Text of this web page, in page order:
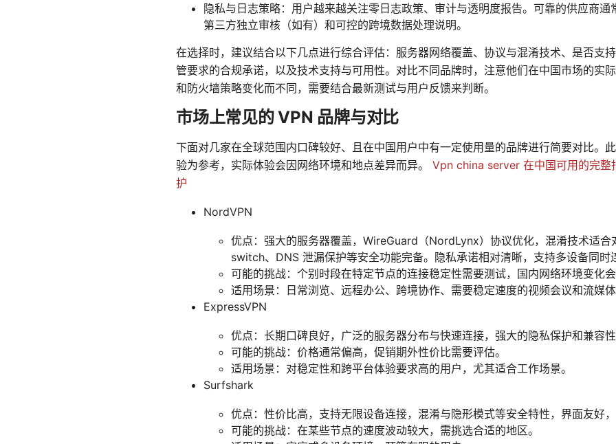
隐私与日志策略：用户越来越关注零日志政策、审计与透明度报告。可靠的供应商
第三方独立审核（如有）和可控的跨境数据处理说明。
在选择时，建议结合以下几点进行综合评估：服务器网络覆盖、协议与混淆技术、是否支
管要求的合规承诺，以及技术支持与可用性。对比不同品牌时，注意他们在中国市场的实
和防火墙策略变化而不同，需要结合最新测试与用户反馈来判断。
市场上常见的 VPN 品牌与对比
下面对几家在全球范围内口碑较好、且在中国用户中有一定使用量的品牌进行简要对比。
验为参考，实际体验会因网络环境和地点差异而异。 Vpn china server 在中国可用的完整
护
NordVPN
优点：强大的服务器覆盖，WireGuard（NordLynx）协议优化，混淆技术适
switch、DNS 泄漏保护等安全功能完备。隐私承诺相对清晰，支持多设备同时
可能的挑战：个别时段在特定节点的连接稳定性需要测试，国内网络环境变化
适用场景：日常浏览、远程办公、跨境协作、需要稳定速度的视频会议和流媒
ExpressVPN
优点：长期口碑良好，广泛的服务器分布与快速连接，强大的隐私保护和兼容
可能的挑战：价格通常偏高，促销期外性价比需要评估。
适用场景：对稳定性和跨平台体验要求高的用户，尤其适合工作场景。
Surfshark
优点：性价比高，支持无限设备连接，混淆与隐形模式等安全特性，界面友好
可能的挑战：在某些节点的速度波动较大，需挑选合适的地区。